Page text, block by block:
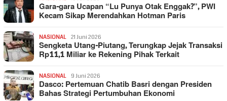
Gara-gara Ucapan “Lu Punya Otak Enggak?”, PWI
Kecam Sikap Merendahkan Hotman Paris
NASIONAL 21 Juni 2026
Sengketa Utang-Piutang, Terungkap Jejak Transaksi
Rp11,1 Miliar ke Rekening Pihak Terkait
NASIONAL 9 Juni 2026
Dasco: Pertemuan Chatib Basri dengan Presiden
Bahas Strategi Pertumbuhan Ekonomi